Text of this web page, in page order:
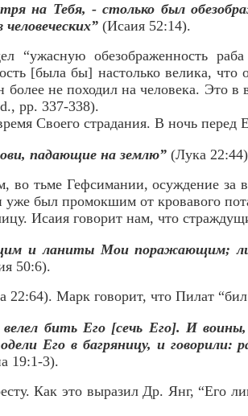
на Тебя, - столько был
(Исаия 52:14).
“ужасную обезображенность
[была бы] настолько велика,
более не походил на человека. Это
pp. 337-338).
Своего страдания. В ночь
падающие на землю” (Лука
во тьме Гефсимании, осуждение за
был промокшим от кровавого
Исаия говорит нам, что
и ланиты Мои поражающим;
50:6).
22:64). Марк говорит, что Пилат
бить Его [сечь Его]. И
Его в багряницу, и говорили:
19:1-3).
Как это выразил Др. Янг, “Его